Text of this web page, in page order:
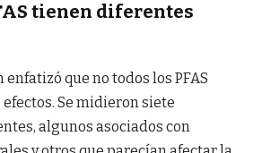
tienen diferentes
que no todos los PFAS
Se midieron siete
algunos asociados con